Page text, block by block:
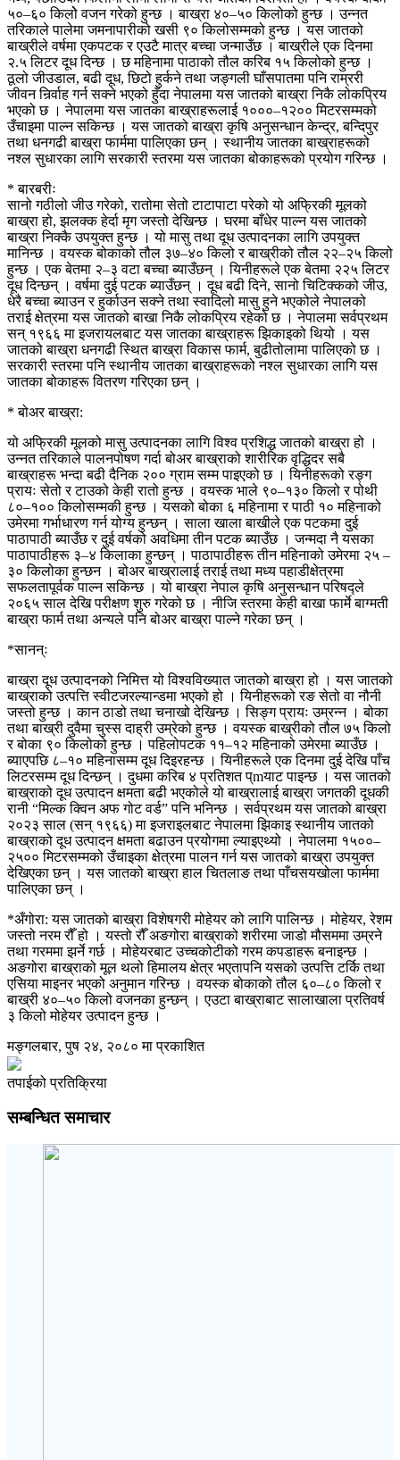
५०–६० किलोे वजन गरेको हुन्छ । बाख्रा ४०–५० किलोको हुन्छ । उन्नत
तरिकाले पालेमा जमनापारीको खसी ९० किलोसम्मको हुन्छ । यस जातको
बाख्रीले वर्षमा एकपटक र एउटै मात्र बच्चा जन्माउँछ । बाख्रीले एक दिनमा
२.५ लिटर दूध दिन्छ । छ महिनामा पाठाको तौल करिब १५ किलोको हुन्छ ।
ठूलो जीउडाल, बढी दूध, छिटो हुर्कने तथा जङ्गली घाँसपातमा पनि राम्ररी
जीवन निर्र्वाह गर्न सक्ने भएको हुँदा नेपालमा यस जातको बाख्रा निकै लोकप्रिय
भएको छ । नेपालमा यस जातका बाख्राहरूलाई १०००–१२०० मिटरसम्मको
उँचाइमा पाल्न सकिन्छ । यस जातको बाख्रा कृषि अनुसन्धान केन्द्र, बन्दिपुर
तथा धनगढी बाख्रा फार्ममा पालिएका छन् । स्थानीय जातका बाख्राहरूको
नश्ल सुधारका लागि सरकारी स्तरमा यस जातका बोकाहरूको प्रयोग गरिन्छ ।
* बारबरीः
सानो गठीलो जीउ गरेको, रातोमा सेतो टाटापाटा परेको यो अफ्रिकी मूलको
बाख्रा हो, झलक्क हेर्दा मृग जस्तो देखिन्छ । घरमा बाँधेर पाल्न यस जातको
बाख्रा निक्कै उपयुक्त हुन्छ । यो मासु तथा दूध उत्पादनका लागि उपयुक्त
मानिन्छ । वयस्क बोकाको तौल ३७–४० किलो र बाख्रीको तौल २२–२५ किलो
हुन्छ । एक बेतमा २–३ वटा बच्चा ब्याउँछन् । यिनीहरूले एक बेतमा २२५ लिटर
दूध दिन्छन् । वर्षमा दुई पटक ब्याउँछन् । दूध बढी दिने, सानो चिटिक्कको जीउ,
धेरै बच्चा ब्याउन र हुर्काउन सक्ने तथा स्वादिलो मासु हुने भएकोले नेपालको
तराई क्षेत्रमा यस जातको बाखा निकै लोकप्रिय रहेको छ । नेपालमा सर्वप्रथम
सन् १९६६ मा इजरायलबाट यस जातका बाख्राहरू झिकाइको थियो । यस
जातको बाख्रा धनगढी स्थित बाख्रा विकास फार्म, बुढीतोलामा पालिएको छ ।
सरकारी स्तरमा पनि स्थानीय जातका बाख्राहरूको नश्ल सुधारका लागि यस
जातका बोकाहरू वितरण गरिएका छन् ।
* बोअर बाख्रा:
यो अफ्रिकी मूलको मासु उत्पादनका लागि विश्व प्रशिद्ध जातको बाख्रा हो ।
उन्नत तरिकाले पालनपोषण गर्दा बोअर बाख्राको शारीरिक वृद्धिदर सबै
बाख्राहरू भन्दा बढी दैनिक २०० ग्राम सम्म पाइएको छ । यिनीहरूको रङ्ग
प्रायः सेतो र टाउको केही रातो हुन्छ । वयस्क भाले ९०–१३० किलो र पोथी
८०–१०० किलोसम्मकी हुन्छ । यसको बोका ६ महिनामा र पाठी १० महिनाको
उमेरमा गर्भाधारण गर्न योग्य हुन्छन् । साला खाला बाखीले एक पटकमा दुई
पाठापाठी ब्याउँछ र दुई वर्षको अवधिमा तीन पटक ब्याउँछ । जन्मदा नै यसका
पाठापाठीहरू ३–४ किलाका हुन्छन् । पाठापाठीहरू तीन महिनाको उमेरमा २५ –
३० किलोका हुन्छन । बोअर बाख्रालाई तराई तथा मध्य पहाडीक्षेत्रमा
सफलतापूर्वक पाल्न सकिन्छ । यो बाख्रा नेपाल कृषि अनुसन्धान परिषद्ले
२०६५ साल देखि परीक्षण शुरु गरेको छ । नीजि स्तरमा केही बाखा फार्मे बाग्मती
बाख्रा फार्म तथा अन्यले पनि बोअर बाख्रा पाल्ने गरेका छन् ।
*सानन्ः
बाख्रा दूध उत्पादनको निमित्त यो विश्वविख्यात जातको बाख्रा हो । यस जातको
बाख्राको उत्पत्ति स्वीटजरल्यान्डमा भएको हो । यिनीहरूको रङ सेतो वा नौनी
जस्तो हुन्छ । कान ठाडो तथा चनाखो देखिन्छ । सिङ्ग प्रायः उम्रन्न । बोका
तथा बाख्री दुवैमा चुस्स दाह्री उम्रेको हुन्छ । वयस्क बाख्रीको तौल ७५ किलो
र बोका ९० किलोको हुन्छ । पहिलोपटक ११–१२ महिनाको उमेरमा ब्याउँछ ।
ब्याएपछि ८–१० महिनासम्म दूध दिइरहन्छ । यिनीहरूले एक दिनमा दुई देखि पाँच
लिटरसम्म दूध दिन्छन् । दुधमा करिब ४ प्रतिशत प्mयाट पाइन्छ । यस जातको
बाख्राको दूध उत्पादन क्षमता बढी भएकोले यो बाख्रालाई बाख्रा जगतकी दूधकी
रानी “मिल्क क्विन अफ गोट वर्ड” पनि भनिन्छ । सर्वप्रथम यस जातको बाख्रा
२०२३ साल (सन् १९६६) मा इजराइलबाट नेपालमा झिकाइ स्थानीय जातको
बाख्राको दूध उत्पादन क्षमता बढाउन प्रयोगमा ल्याइएथ्यो । नेपालमा १५००–
२५०० मिटरसम्मको उँचाइका क्षेत्रमा पालन गर्न यस जातको बाख्रा उपयुक्त
देखिएका छन् । यस जातको बाख्रा हाल चितलाङ तथा पाँचसयखोला फार्ममा
पालिएका छन् ।
*अँगोरा: यस जातको बाख्रा विशेषगरी मोहेयर को लागि पालिन्छ । मोहेयर, रेशम
जस्तो नरम रौँ हो । यस्तो रौँ अङगोरा बाख्राको शरीरमा जाडो मौसममा उम्रने
तथा गरममा झर्ने गर्छ । मोहेयरबाट उच्चकोटीको गरम कपडाहरू बनाइन्छ ।
अङगोरा बाख्राको मूल थलो हिमालय क्षेत्र भएतापनि यसको उत्पत्ति टर्कि तथा
एसिया माइनर भएको अनुमान गरिन्छ । वयस्क बोकाको तौल ६०–८० किलो र
बाख्री ४०–५० किलो वजनका हुन्छन् । एउटा बाख्राबाट सालाखाला प्रतिवर्ष
३ किलो मोहेयर उत्पादन हुन्छ ।
मङ्गलबार, पुष २४, २०८० मा प्रकाशित
तपाईको प्रतिक्रिया
सम्बन्धित समाचार